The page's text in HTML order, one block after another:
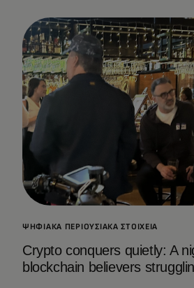
ΨΗΦΙΑΚΆ ΠΕΡΙΟΥΣΙΑΚΆ ΣΤΟΙΧΕΊΑ
Crypto conquers quietly: A
blockchain believers